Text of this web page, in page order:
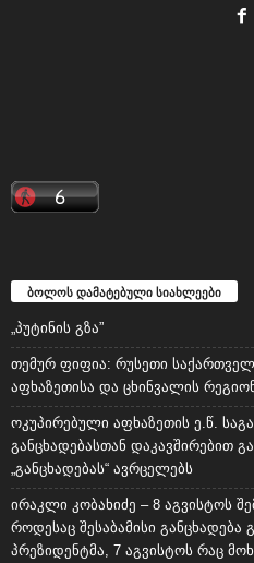
ბოლოს დამატებული სიახლეები
„პუტინის გზა”
თემურ ფიფია: რუსეთი
აფხაზეთისა და ცხინვალის
ოკუპირებული აფხაზეთის ე.წ.
განცხადებასთან დაკავშირებით
„განცხადებას“ ავრცელებს
ირაკლი კობახიძე – 8 აგვისტოს
როდესაც შესაბამისი განცხადება
პრეზიდენტმა, 7 აგვისტოს რაც